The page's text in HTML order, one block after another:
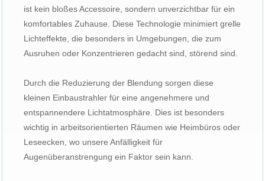
ist kein bloßes Accessoire, sondern unverzichtbar für ein
komfortables Zuhause. Diese Technologie minimiert grelle
Lichteffekte, die besonders in Umgebungen, die zum
Ausruhen oder Konzentrieren gedacht sind, störend sind.
Durch die Reduzierung der Blendung sorgen diese
kleinen Einbaustrahler für eine angenehmere und
entspannendere Lichtatmosphäre. Dies ist besonders
wichtig in arbeitsorientierten Räumen wie Heimbüros oder
Leseecken, wo unsere Anfälligkeit für
Augenüberanstrengung ein Faktor sein kann.